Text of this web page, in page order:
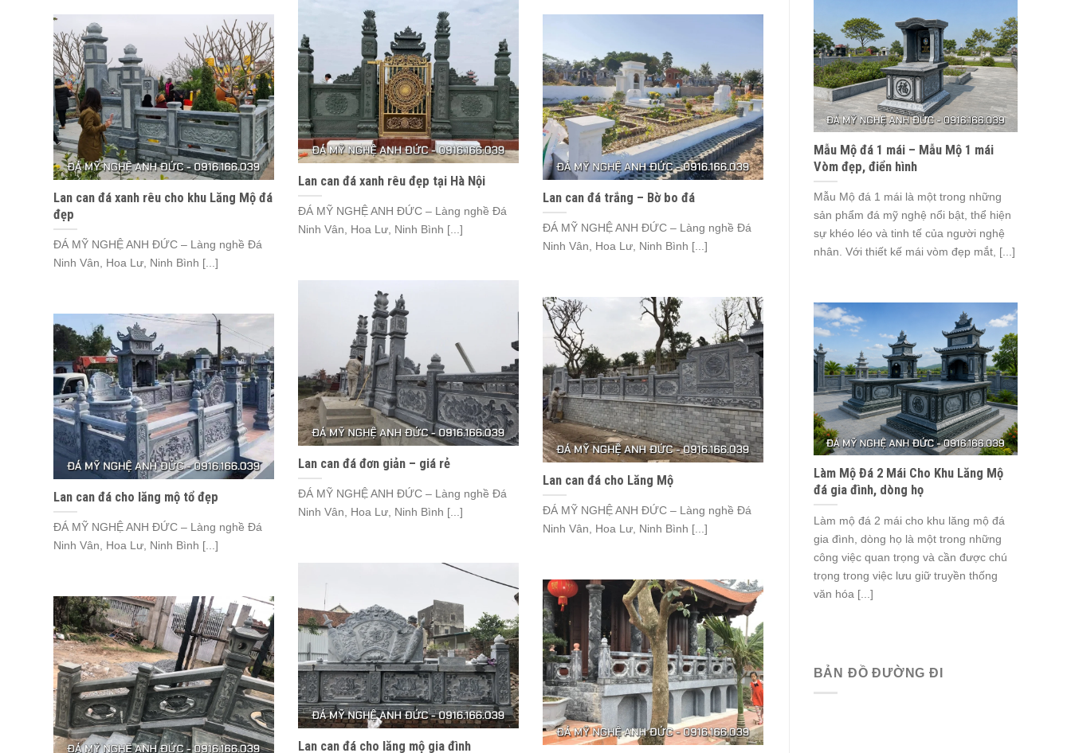
Lan can đá xanh rêu đẹp tại Hà Nội
ĐÁ MỸ NGHỆ ANH ĐỨC – Làng nghề Đá
Ninh Vân, Hoa Lư, Ninh Bình [...]
Lan can đá xanh rêu cho khu Lăng Mộ đá
đẹp
ĐÁ MỸ NGHỆ ANH ĐỨC – Làng nghề Đá
Ninh Vân, Hoa Lư, Ninh Bình [...]
Lan can đá trắng – Bờ bo đá
ĐÁ MỸ NGHỆ ANH ĐỨC – Làng nghề Đá
Ninh Vân, Hoa Lư, Ninh Bình [...]
Lan can đá đơn giản – giá rẻ
ĐÁ MỸ NGHỆ ANH ĐỨC – Làng nghề Đá
Ninh Vân, Hoa Lư, Ninh Bình [...]
Lan can đá cho Lăng Mộ
ĐÁ MỸ NGHỆ ANH ĐỨC – Làng nghề Đá
Ninh Vân, Hoa Lư, Ninh Bình [...]
Lan can đá cho lăng mộ tổ đẹp
ĐÁ MỸ NGHỆ ANH ĐỨC – Làng nghề Đá
Ninh Vân, Hoa Lư, Ninh Bình [...]
Lan can đá cho lăng mộ gia đình
Mẫu Mộ đá 1 mái – Mẫu Mộ 1 mái
Vòm đẹp, điển hình
Mẫu Mộ đá 1 mái là một trong những
sản phẩm đá mỹ nghệ nổi bật, thể hiện
sự khéo léo và tinh tế của người nghệ
nhân. Với thiết kế mái vòm đẹp mắt, [...]
Làm Mộ Đá 2 Mái Cho Khu Lăng Mộ
đá gia đình, dòng họ
Làm mộ đá 2 mái cho khu lăng mộ đá
gia đình, dòng họ là một trong những
công việc quan trọng và cần được chú
trọng trong việc lưu giữ truyền thống
văn hóa [...]
BẢN ĐỒ ĐƯỜNG ĐI